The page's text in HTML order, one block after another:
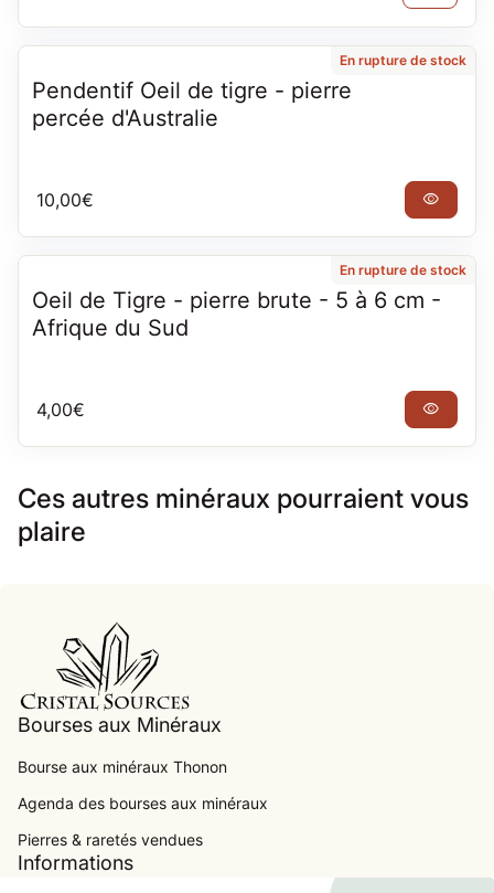
En rupture de stock
Pendentif Oeil de tigre - pierre
percée d'Australie
Prix normal
10,00€ visibility
En rupture de stock
Oeil de Tigre - pierre brute - 5 à 6 cm -
Afrique du Sud
Prix normal
4,00€ visibility
Ces autres minéraux pourraient vous
plaire
Bourses aux Minéraux
Bourse aux minéraux Thonon
Agenda des bourses aux minéraux
Pierres & raretés vendues
Informations